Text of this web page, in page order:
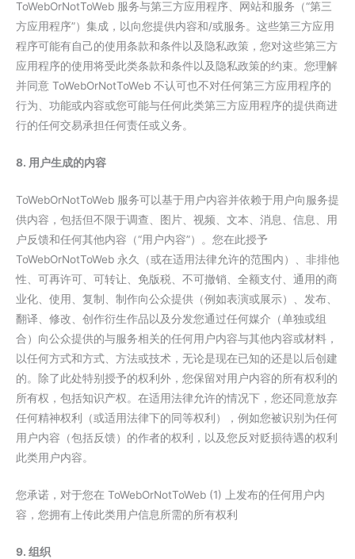
ToWebOrNotToWeb 服务与第三方应用程序、网站和服务（“第三
方应用程序”）集成，以向您提供内容和/或服务。这些第三方应用
程序可能有自己的使用条款和条件以及隐私政策，您对这些第三方
应用程序的使用将受此类条款和条件以及隐私政策的约束。您理解
并同意 ToWebOrNotToWeb 不认可也不对任何第三方应用程序的
行为、功能或内容或您可能与任何此类第三方应用程序的提供商进
行的任何交易承担任何责任或义务。
8. 用户生成的内容
ToWebOrNotToWeb 服务可以基于用户内容并依赖于用户向服务提
供内容，包括但不限于调查、图片、视频、文本、消息、信息、用
户反馈和任何其他内容（“用户内容”）。您在此授予
ToWebOrNotToWeb 永久（或在适用法律允许的范围内）、非排他
性、可再许可、可转让、免版税、不可撤销、全额支付、通用的商
业化、使用、复制、制作向公众提供（例如表演或展示）、发布、
翻译、修改、创作衍生作品以及分发您通过任何媒介（单独或组
合）向公众提供的与服务相关的任何用户内容与其他内容或材料，
以任何方式和方式、方法或技术，无论是现在已知的还是以后创建
的。除了此处特别授予的权利外，您保留对用户内容的所有权利的
所有权，包括知识产权。在适用法律允许的情况下，您还同意放弃
任何精神权利（或适用法律下的同等权利），例如您被识别为任何
用户内容（包括反馈）的作者的权利，以及您反对贬损待遇的权利
此类用户内容。
您承诺，对于您在 ToWebOrNotToWeb (1) 上发布的任何用户内
容，您拥有上传此类用户信息所需的所有权利
9. 组织